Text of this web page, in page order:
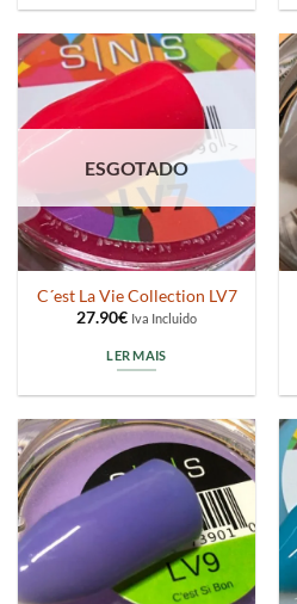
ESGOTADO
C´est La Vie Collection LV7
27.90€ Iva Incluido
LER MAIS